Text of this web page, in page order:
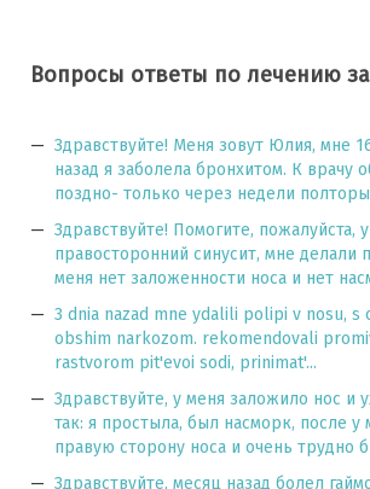
Вопросы ответы по лечению
Здравствуйте! Меня зовут Юлия, мне
назад я заболела бронхитом. К врачу
поздно- только через недели
Здравствуйте! Помогите, пожалуйста,
правосторонний синусит, мне делали
меня нет заложенности носа и нет
3 dnia nazad mne ydalili polipi v nosu, s
obshim narkozom. rekomendovali
rastvorom pit'evoi sodi, prinimat'...
Здравствуйте, у меня заложило нос и
так: я простыла, был насморк, после у
правую сторону носа и очень трудно
Здравствуйте, месяц назад болел